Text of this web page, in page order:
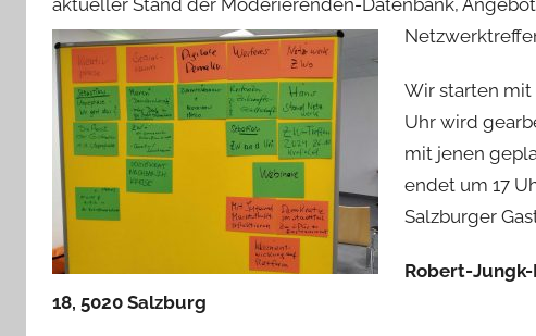
Wir starten mit
Uhr wird
mit jenen
endet um 17
Salzburger
Robert-
18, 5020 Salzburg